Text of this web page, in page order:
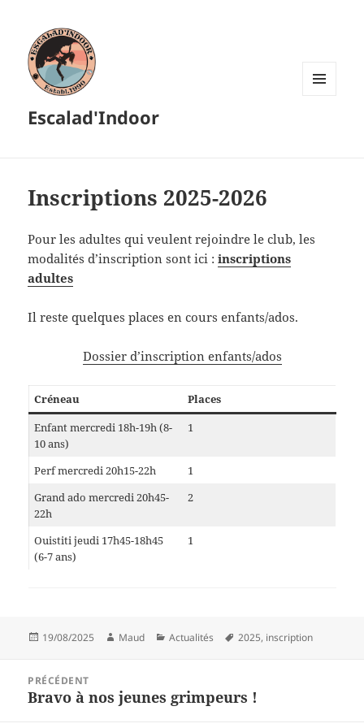
Escalad'Indoor
Inscriptions 2025-2026
Pour les adultes qui veulent rejoindre le club, les
modalités d’inscription sont ici :inscriptions
adultes
Il reste quelques places en cours enfants/ados.
Dossier d’inscription enfants/ados
Créneau
Places
Enfant mercredi 18h-19h (8-
10 ans)
1
Perf mercredi 20h15-22h
1
Grand ado mercredi 20h45-
22h
2
Ouistiti jeudi 17h45-18h45
(6-7 ans)
1
Publié
19/08/2025 Auteur
Maud Catégories
Actualités
Mots-
2025, inscription
l’article
PRÉCÉDENT
Article
Bravo à nos jeunes grimpeurs !